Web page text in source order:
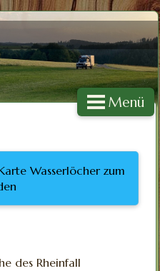
Menü
Wasserlöcher zum
des Rheinfall